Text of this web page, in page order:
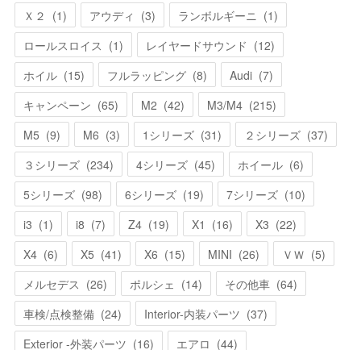
Ｘ２ (1) アウディ (3) ランボルギーニ (1)
ロールスロイス (1) レイヤードサウンド (12)
ホイル (15) フルラッピング (8) Audi (7)
キャンペーン (65) M2 (42) M3/M4 (215)
M5 (9) M6 (3) 1シリーズ (31) ２シリーズ (37)
３シリーズ (234) 4シリーズ (45) ホイール (6)
5シリーズ (98) 6シリーズ (19) 7シリーズ (10)
i3 (1) i8 (7) Z4 (19) X1 (16) X3 (22)
X4 (6) X5 (41) X6 (15) MINI (26) ＶＷ (5)
メルセデス (26) ポルシェ (14) その他車 (64)
車検/点検整備 (24) Interior-内装パーツ (37)
Exterior -外装パーツ (16) エアロ (44)